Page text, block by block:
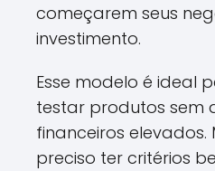
começarem seus
investimento.
Esse modelo é ideal
testar produtos sem
financeiros elevados.
preciso ter critérios